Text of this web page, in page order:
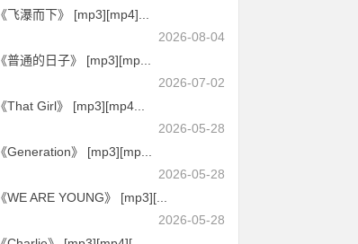
《飞瀑而下》 [mp3][mp4]...
2026-08-04
《普通的日子》 [mp3][mp...
2026-07-02
《That Girl》 [mp3][mp4...
2026-05-28
《Generation》 [mp3][mp...
2026-05-28
《WE ARE YOUNG》 [mp3][...
2026-05-28